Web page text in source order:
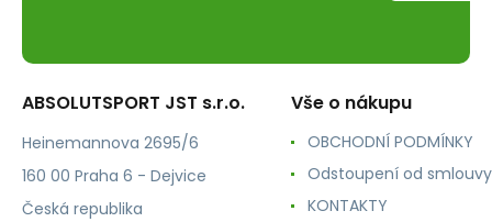
ABSOLUTSPORT JST s.r.o.
Heinemannova 2695/6
160 00 Praha 6 - Dejvice
Česká republika
Vše o nákupu
OBCHODNÍ PODMÍNKY
Odstoupení od smlouvy
KONTAKTY